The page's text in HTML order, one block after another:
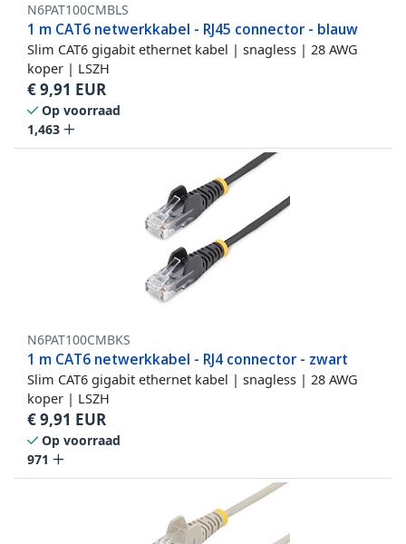
N6PAT100CMBLS
1 m CAT6 netwerkkabel - RJ45 connector - blauw
Slim CAT6 gigabit ethernet kabel | snagless | 28 AWG
koper | LSZH
€9,91 EUR
Op voorraad
1,463
N6PAT100CMBKS
1 m CAT6 netwerkkabel - RJ4 connector - zwart
Slim CAT6 gigabit ethernet kabel | snagless | 28 AWG
koper | LSZH
€9,91 EUR
Op voorraad
971